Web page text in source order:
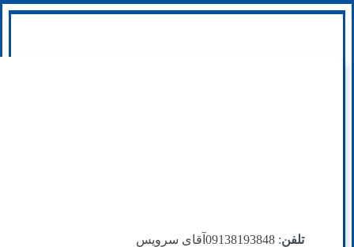
تلفن: 09138193848 آقای سرویس